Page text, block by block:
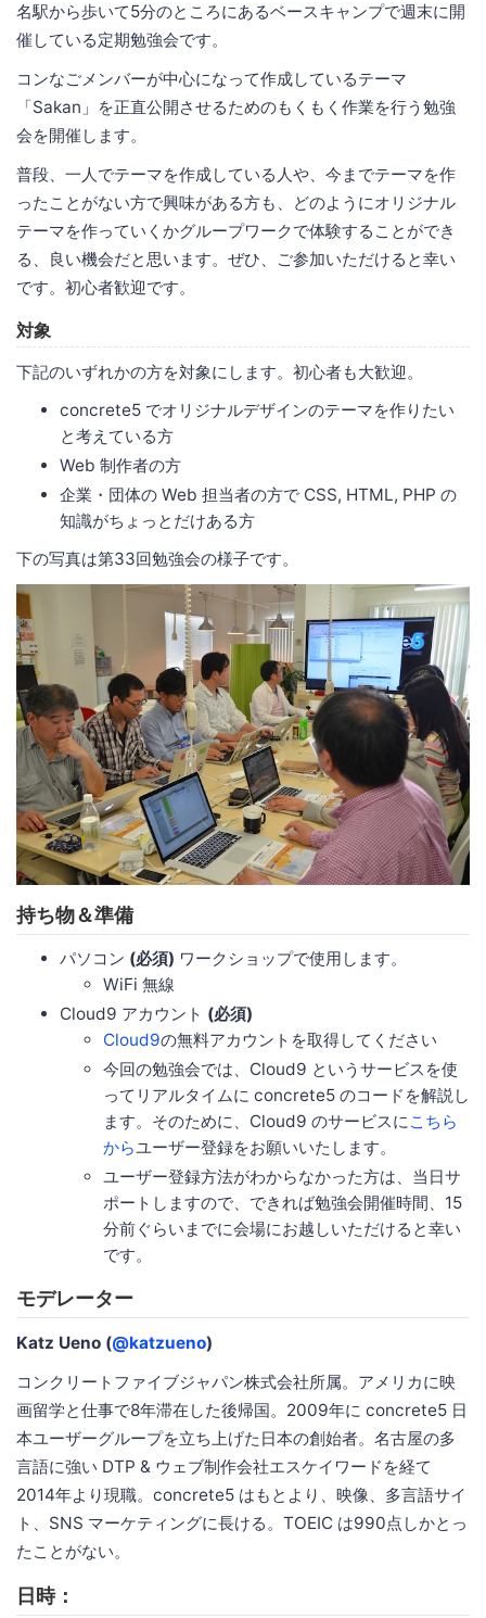
名駅から歩いて5分のところにあるベースキャンプで週末に開
催している定期勉強会です。
コンなごメンバーが中心になって作成しているテーマ
「Sakan」を正直公開させるためのもくもく作業を行う勉強
会を開催します。
普段、一人でテーマを作成している人や、今までテーマを作
ったことがない方で興味がある方も、どのようにオリジナル
テーマを作っていくかグループワークで体験することができ
る、良い機会だと思います。ぜひ、ご参加いただけると幸い
です。初心者歓迎です。
対象
下記のいずれかの方を対象にします。初心者も大歓迎。
concrete5 でオリジナルデザインのテーマを作りたい
と考えている方
Web 制作者の方
企業・団体の Web 担当者の方で CSS, HTML, PHP の
知識がちょっとだけある方
下の写真は第33回勉強会の様子です。
持ち物＆準備
パソコン (必須) ワークショップで使用します。
WiFi 無線
Cloud9 アカウント (必須)
Cloud9の無料アカウントを取得してください
今回の勉強会では、Cloud9 というサービスを使
ってリアルタイムに concrete5 のコードを解説し
ます。そのために、Cloud9 のサービスにこちら
からユーザー登録をお願いいたします。
ユーザー登録方法がわからなかった方は、当日サ
ポートしますので、できれば勉強会開催時間、15
分前ぐらいまでに会場にお越しいただけると幸い
です。
モデレーター
Katz Ueno (@katzueno)
コンクリートファイブジャパン株式会社所属。アメリカに映
画留学と仕事で8年滞在した後帰国。2009年に concrete5 日
本ユーザーグループを立ち上げた日本の創始者。名古屋の多
言語に強い DTP & ウェブ制作会社エスケイワードを経て
2014年より現職。concrete5 はもとより、映像、多言語サイ
ト、SNS マーケティングに長ける。TOEIC は990点しかとっ
たことがない。
日時：